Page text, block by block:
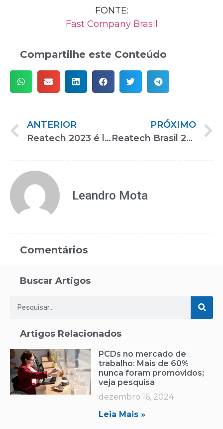
FONTE:
Fast Company Brasil
Compartilhe este Conteúdo
ANTERIOR
Reatech 2023 é lançada com o olhar sobre o futuro do mercado PCD
PRÓXIMO
Reatech Brasil 2023 em São Paulo reunirá 300 marcas expositoras
Leandro Mota
Comentários
Buscar Artigos
Artigos Relacionados
PCDs no mercado de
trabalho: Mais de 60%
nunca foram promovidos;
veja pesquisa
dezembro 16, 2024
Leia Mais »